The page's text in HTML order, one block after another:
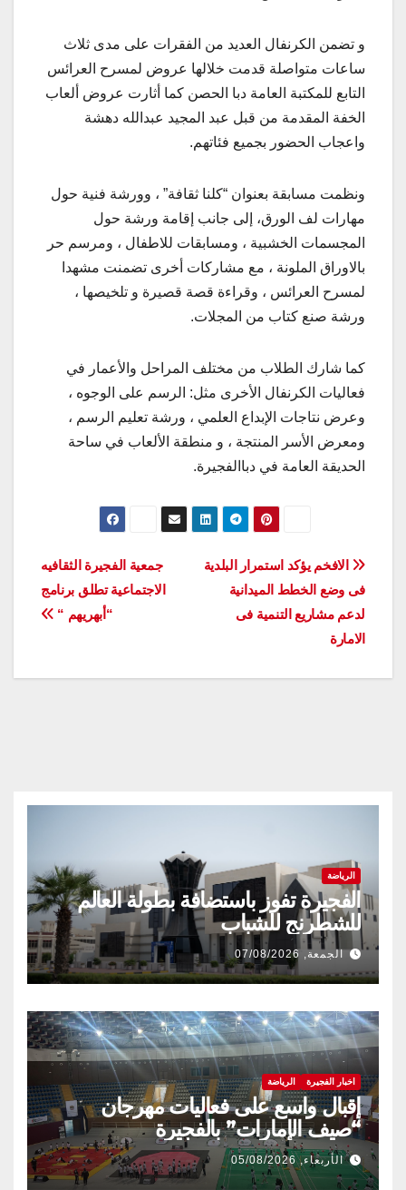
و تضمن الكرنفال العديد من الفقرات على مدى ثلاث
ساعات متواصلة قدمت خلالها عروض لمسرح العرائس
التابع للمكتبة العامة دبا الحصن كما أثارت عروض ألعاب
الخفة المقدمة من قبل عبد المجيد عبدالله دهشة
واعجاب الحضور بجميع فئاتهم.
ونظمت مسابقة بعنوان “كلنا ثقافة” ، وورشة فنية حول
مهارات لف الورق، إلى جانب إقامة ورشة حول
المجسمات الخشبية ، ومسابقات للاطفال ، ومرسم حر
بالاوراق الملونة ، مع مشاركات أخرى تضمنت مشهدا
لمسرح العرائس ، وقراءة قصة قصيرة و تلخيصها ،
ورشة صنع كتاب من المجلات.
كما شارك الطلاب من مختلف المراحل والأعمار في
فعاليات الكرنفال الأخرى مثل: الرسم على الوجوه ،
وعرض نتاجات الإبداع العلمي ، ورشة تعليم الرسم ،
ومعرض الأسر المنتجة ، و منطقة الألعاب في ساحة
الحديقة العامة في دباالفجيرة.
تصفّح
المقالات
جمعية الفجيرة الثقافيه
الاجتماعية تطلق برنامج
“أبهريهم “
الافخم يؤكد استمرار البلدية
فى وضع الخطط الميدانية
لدعم مشاريع التنمية فى
الامارة
الرياضة
الفجيرة تفوز باستضافة بطولة العالم
للشطرنج للشباب
الجمعة, 07/08/2026
اخبار الفجيرة الرياضة
إقبال واسع على فعاليات مهرجان
“صيف الإمارات” بالفجيرة
الأربعاء, 05/08/2026